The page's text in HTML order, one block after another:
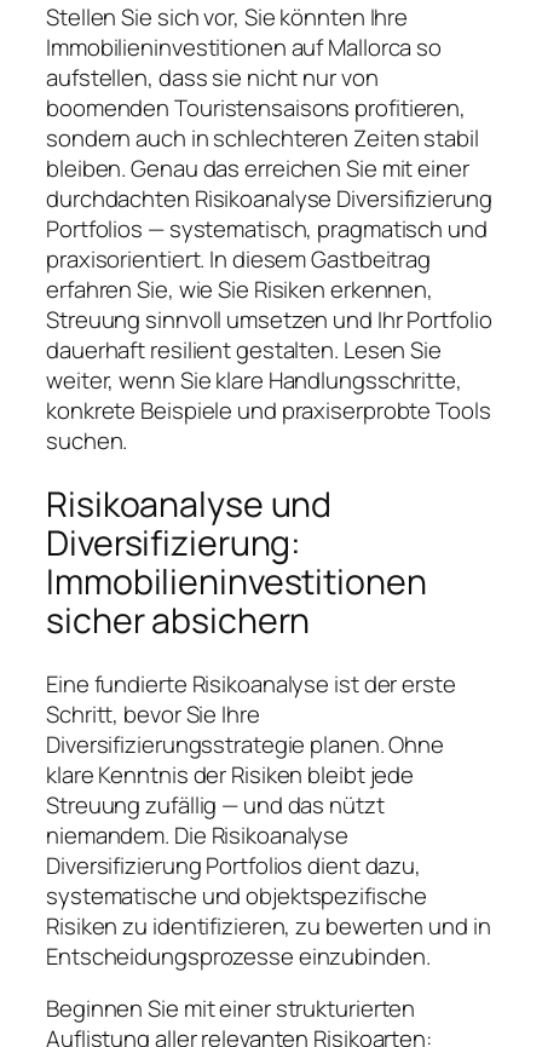
Stellen Sie sich vor, Sie könnten Ihre
Immobilieninvestitionen auf Mallorca so
aufstellen, dass sie nicht nur von
boomenden Touristensaisons profitieren,
sondern auch in schlechteren Zeiten stabil
bleiben. Genau das erreichen Sie mit einer
durchdachten Risikoanalyse Diversifizierung
Portfolios — systematisch, pragmatisch und
praxisorientiert. In diesem Gastbeitrag
erfahren Sie, wie Sie Risiken erkennen,
Streuung sinnvoll umsetzen und Ihr Portfolio
dauerhaft resilient gestalten. Lesen Sie
weiter, wenn Sie klare Handlungsschritte,
konkrete Beispiele und praxiserprobte Tools
suchen.
Risikoanalyse und
Diversifizierung:
Immobilieninvestitionen
sicher absichern
Eine fundierte Risikoanalyse ist der erste
Schritt, bevor Sie Ihre
Diversifizierungsstrategie planen. Ohne
klare Kenntnis der Risiken bleibt jede
Streuung zufällig — und das nützt
niemandem. Die Risikoanalyse
Diversifizierung Portfolios dient dazu,
systematische und objektspezifische
Risiken zu identifizieren, zu bewerten und in
Entscheidungsprozesse einzubinden.
Beginnen Sie mit einer strukturierten
Auflistung aller relevanten Risikoarten: